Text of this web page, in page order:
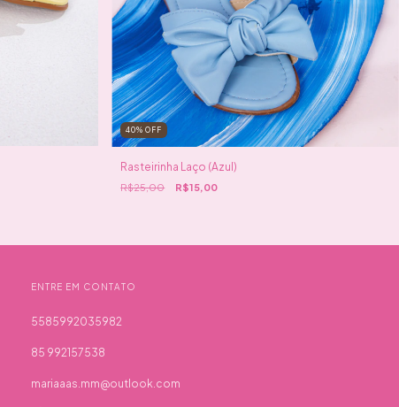
40%OFF
Rasteirinha Laço (Azul)
R$25,00 R$15,00
ENTRE EM CONTATO
5585992035982
85 992157538
mariaaas.mm@outlook.com